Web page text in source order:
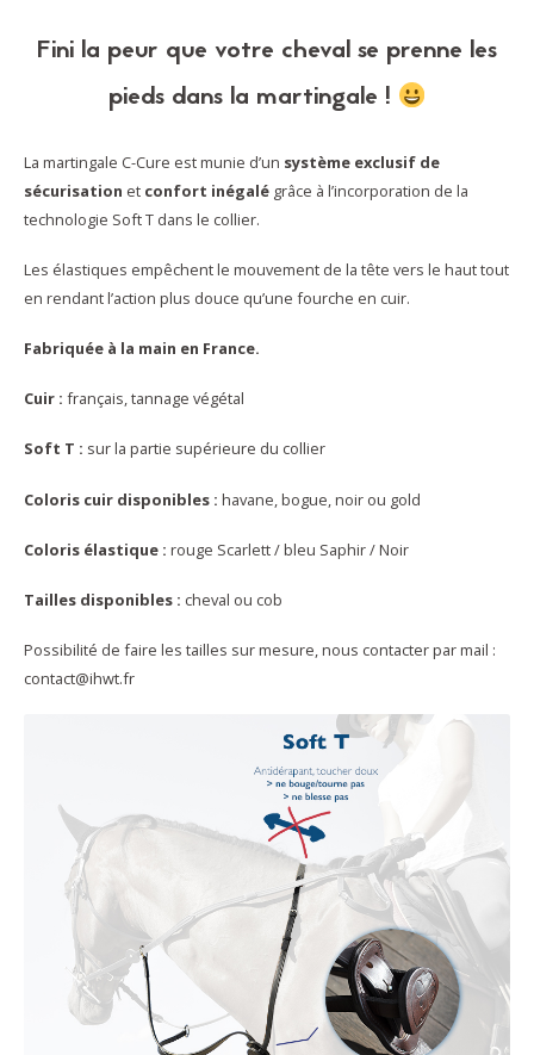
Fini la peur que votre cheval se prenne les
pieds dans la martingale !
La martingale C-Cure est munie d’un système exclusif de
sécurisation et confort inégalé grâce à l’incorporation de la
technologie Soft T dans le collier.
Les élastiques empêchent le mouvement de la tête vers le haut tout
en rendant l’action plus douce qu’une fourche en cuir.
Fabriquée à la main en France.
Cuir : français, tannage végétal
Soft T : sur la partie supérieure du collier
Coloris cuir disponibles : havane, bogue, noir ou gold
Coloris élastique : rouge Scarlett / bleu Saphir / Noir
Tailles disponibles : cheval ou cob
Possibilité de faire les tailles sur mesure, nous contacter par mail :
contact@ihwt.fr